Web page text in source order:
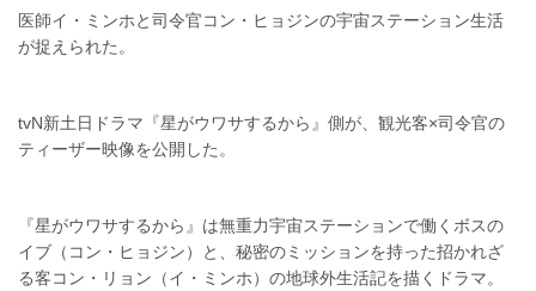
医師イ・ミンホと司令官コン・ヒョジンの宇宙ステーション生活
が捉えられた。
tvN新土日ドラマ『星がウワサするから』側が、観光客×司令官の
ティーザー映像を公開した。
『星がウワサするから』は無重力宇宙ステーションで働くボスの
イブ（コン・ヒョジン）と、秘密のミッションを持った招かれざ
る客コン・リョン（イ・ミンホ）の地球外生活記を描くドラマ。